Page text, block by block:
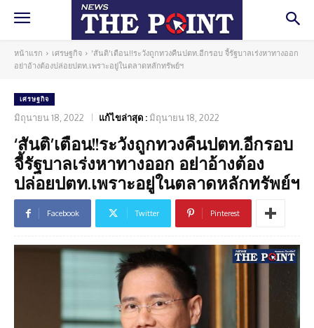
หน้าแรก เศรษฐกิจ
'สันติ'เตือน!!ระวังถูกทวงคืนปตท.อีกรอบ จี้รัฐบาลเร่งหาทางออก
อย่าอ้างต้องปล่อยปตท.เพราะอยู่ในตลาดหลักทรัพย์ฯ
เศรษฐกิจ
มิถุนายน 18, 2022 แก้ไขล่าสุด : มิถุนายน 18, 2022
‘สันติ’เตือน!!ระวังถูกทวงคืนปตท.อีกรอบ
จี้รัฐบาลเร่งหาทางออก อย่าอ้างต้อง
ปล่อยปตท.เพราะอยู่ในตลาดหลักทรัพย์ฯ
Facebook Twitter Pinterest